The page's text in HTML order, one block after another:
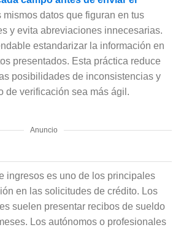
mismos datos que figuran en tus
y evita abreviaciones innecesarias.
estandarizar la información en
presentados. Esta práctica reduce
posibilidades de inconsistencias y
de verificación sea más ágil.
Anuncio
ingresos es uno de los principales
en las solicitudes de crédito. Los
suelen presentar recibos de sueldo
Los autónomos o profesionales